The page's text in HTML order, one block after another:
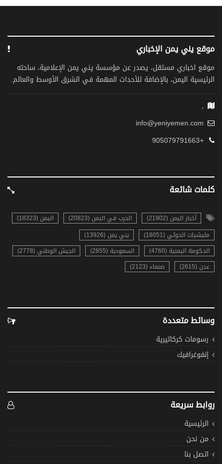
موقع يني يمن الإخباري
موقع اخباري مستقل، يصدر عن مؤسسة يني يمن الإعلامية، ساحته
الرئيسية اليمن، بالإضافة للأحداث المهمة في الشرق الأوسط والعالم.
,
info@yeniyemen.com
+905079791663
كلمات شائعة
أخبار اليمن (21902) الحرب في اليمن (20823)
اليمن (18323)
مليشيات الحوثي (18051)
يني يمن (13926)
الحكومة اليمنية (4760)
السعودية (2855)
الجيش الوطني (2778)
عدن (2615)
صنعاء (2123)
وسائط متعددة
رسومات كركاتيرية
إنفوغرافيك
روابط سريعة
الرئيسية
من نحن
اتصل بنا